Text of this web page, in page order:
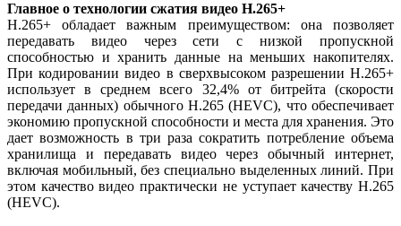
Главное о технологии сжатия видео H.265+
H.265+ обладает важным преимуществом: она позволяет
передавать видео через сети с низкой пропускной
способностью и хранить данные на меньших накопителях.
При кодировании видео в сверхвысоком разрешении H.265+
использует в среднем всего 32,4% от битрейта (скорости
передачи данных) обычного H.265 (HEVC), что обеспечивает
экономию пропускной способности и места для хранения. Это
дает возможность в три раза сократить потребление объема
хранилища и передавать видео через обычный интернет,
включая мобильный, без специально выделенных линий. При
этом качество видео практически не уступает качеству H.265
(HEVC).